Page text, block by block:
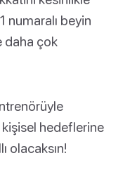
numaralı beyin
daha çok
kişisel hedeflerine
olacaksın!